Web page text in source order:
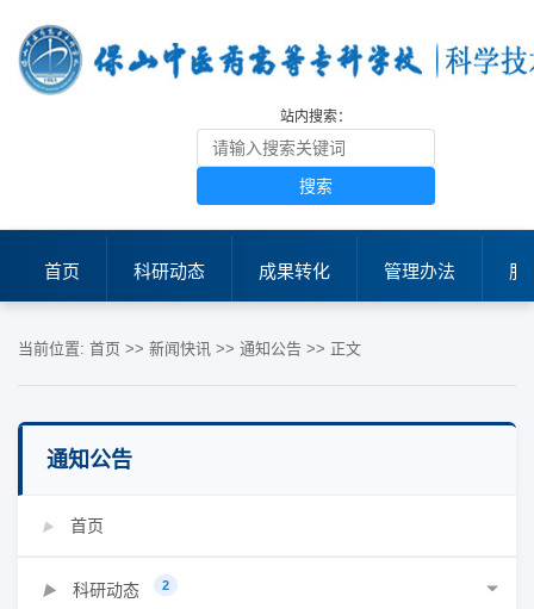
站内搜索：
搜索
首页 科研动态 成果转化 管理办法 服
当前位置: 首页 >> 新闻快讯 >> 通知公告 >> 正文
通知公告
▶ 首页
▶ 科研动态 2